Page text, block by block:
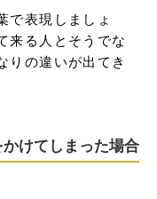
で表現しましょ
来る人とそうでな
りの違いが出てき
けてしまった場合